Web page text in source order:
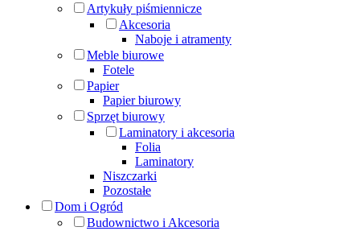
Artykuły piśmiennicze
Akcesoria
Naboje i atramenty
Meble biurowe
Fotele
Papier
Papier biurowy
Sprzęt biurowy
Laminatory i akcesoria
Folia
Laminatory
Niszczarki
Pozostałe
Dom i Ogród
Budownictwo i Akcesoria